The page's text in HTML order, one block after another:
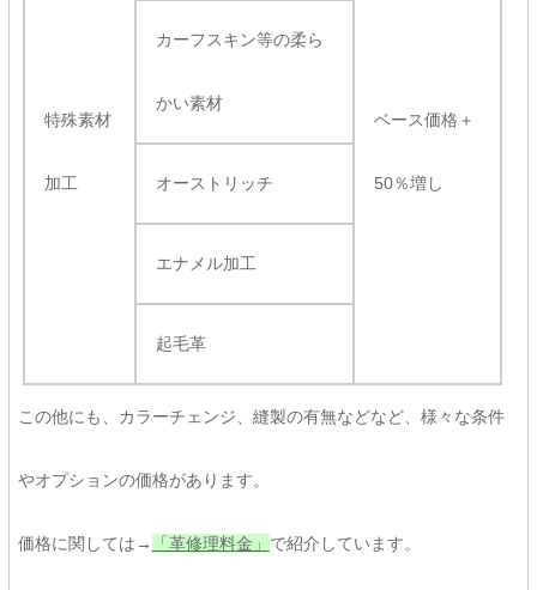
特殊素材
加工
ベース価格＋
50％増し
カーフスキン等の柔ら
かい素材
オーストリッチ
エナメル加工
起毛革
この他にも、カラーチェンジ、縫製の有無などなど、様々な条件
やオプションの価格があります。
価格に関しては→ 「革修理料金」 で紹介しています。